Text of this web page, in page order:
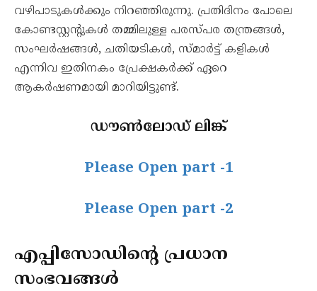
വഴിപാടുകൾക്കും നിറഞ്ഞിരുന്നു. പ്രതിദിനം പോലെ
കോണ്ടസ്റ്റന്റുകൾ തമ്മിലുള്ള പരസ്പര തന്ത്രങ്ങൾ,
സംഘർഷങ്ങൾ, ചതിയടികൾ, സ്മാർട്ട് കളികൾ
എന്നിവ ഇതിനകം പ്രേക്ഷകർക്ക് ഏറെ
ആകർഷണമായി മാറിയിട്ടുണ്ട്.
ഡൗൺലോഡ് ലിങ്ക്
Please Open part -1
Please Open part -2
എപ്പിസോഡിന്റെ പ്രധാന
സംഭവങ്ങൾ